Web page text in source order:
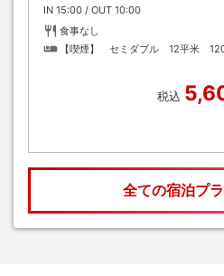
IN チェックイン
15:00 / OUT チェックアウト
10:00
食事なし
【喫煙】 セミダブル 12平米
税込
全ての宿泊プ